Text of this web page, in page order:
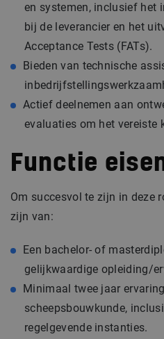
en systemen, inclusief het
bij de leverancier en het
Acceptance Tests (FATs).
Bieden van technische
Actief deelnemen aan
evaluaties om het vereiste
Functie
Om succesvol te zijn in deze
zijn van:
Een bachelor- of
gelijkwaardige opleiding/
Minimaal twee jaar
scheepsbouwkunde,
regelgevende instanties.